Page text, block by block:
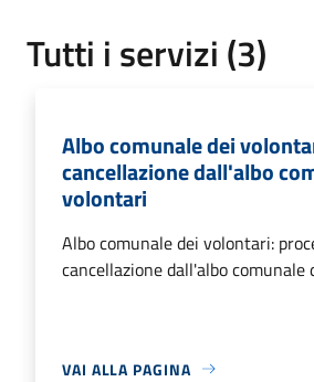
Tutti i servizi (3)
Albo comunale dei
cancellazione dall'albo
volontari
Albo comunale dei volontari:
cancellazione dall'albo comunale
VAI ALLA PAGINA